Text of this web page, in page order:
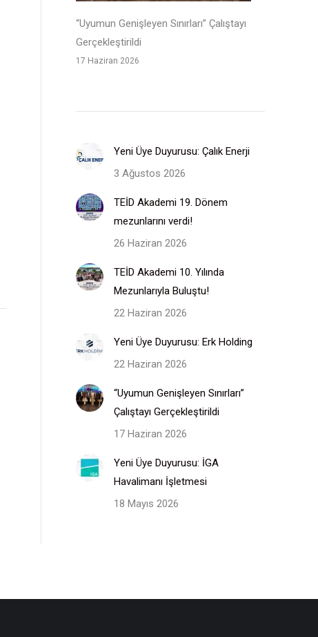
“Uyumun Genişleyen Sınırları” Çalıştayı
Gerçekleştirildi
17 Haziran 2026
Yeni Üye Duyurusu: Çalık Enerji
3 Ağustos 2026
TEİD Akademi 19. Dönem
mezunlarını verdi!
26 Haziran 2026
TEİD Akademi 10. Yılında
Mezunlarıyla Buluştu!
22 Haziran 2026
Yeni Üye Duyurusu: Erk Holding
22 Haziran 2026
“Uyumun Genişleyen Sınırları”
Çalıştayı Gerçekleştirildi
17 Haziran 2026
Yeni Üye Duyurusu: İGA
Havalimanı İşletmesi
18 Mayıs 2026